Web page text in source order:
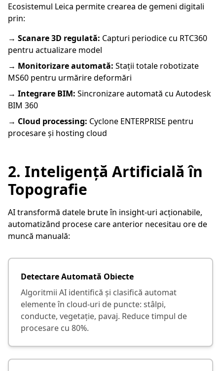
Ecosistemul Leica permite crearea de gemeni digitali
prin:
→ Scanare 3D regulată: Capturi periodice cu RTC360
pentru actualizare model
→ Monitorizare automată: Stații totale robotizate
MS60 pentru urmărire deformări
→ Integrare BIM: Sincronizare automată cu Autodesk
BIM 360
→ Cloud processing: Cyclone ENTERPRISE pentru
procesare și hosting cloud
2. Inteligență Artificială în
Topografie
AI transformă datele brute în insight-uri acționabile,
automatizând procese care anterior necesitau ore de
muncă manuală:
Detectare Automată Obiecte
Algoritmii AI identifică și clasifică automat
elemente în cloud-uri de puncte: stâlpi,
conducte, vegetație, pavaj. Reduce timpul de
procesare cu 80%.